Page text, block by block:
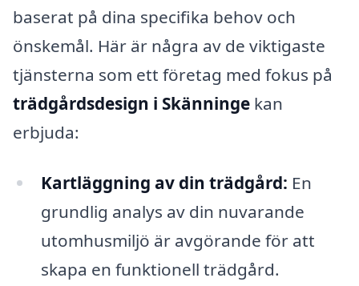
baserat på dina specifika behov och
önskemål. Här är några av de viktigaste
tjänsterna som ett företag med fokus på
trädgårdsdesign i Skänninge kan
erbjuda:
Kartläggning av din trädgård: En
grundlig analys av din nuvarande
utomhusmiljö är avgörande för att
skapa en funktionell trädgård.